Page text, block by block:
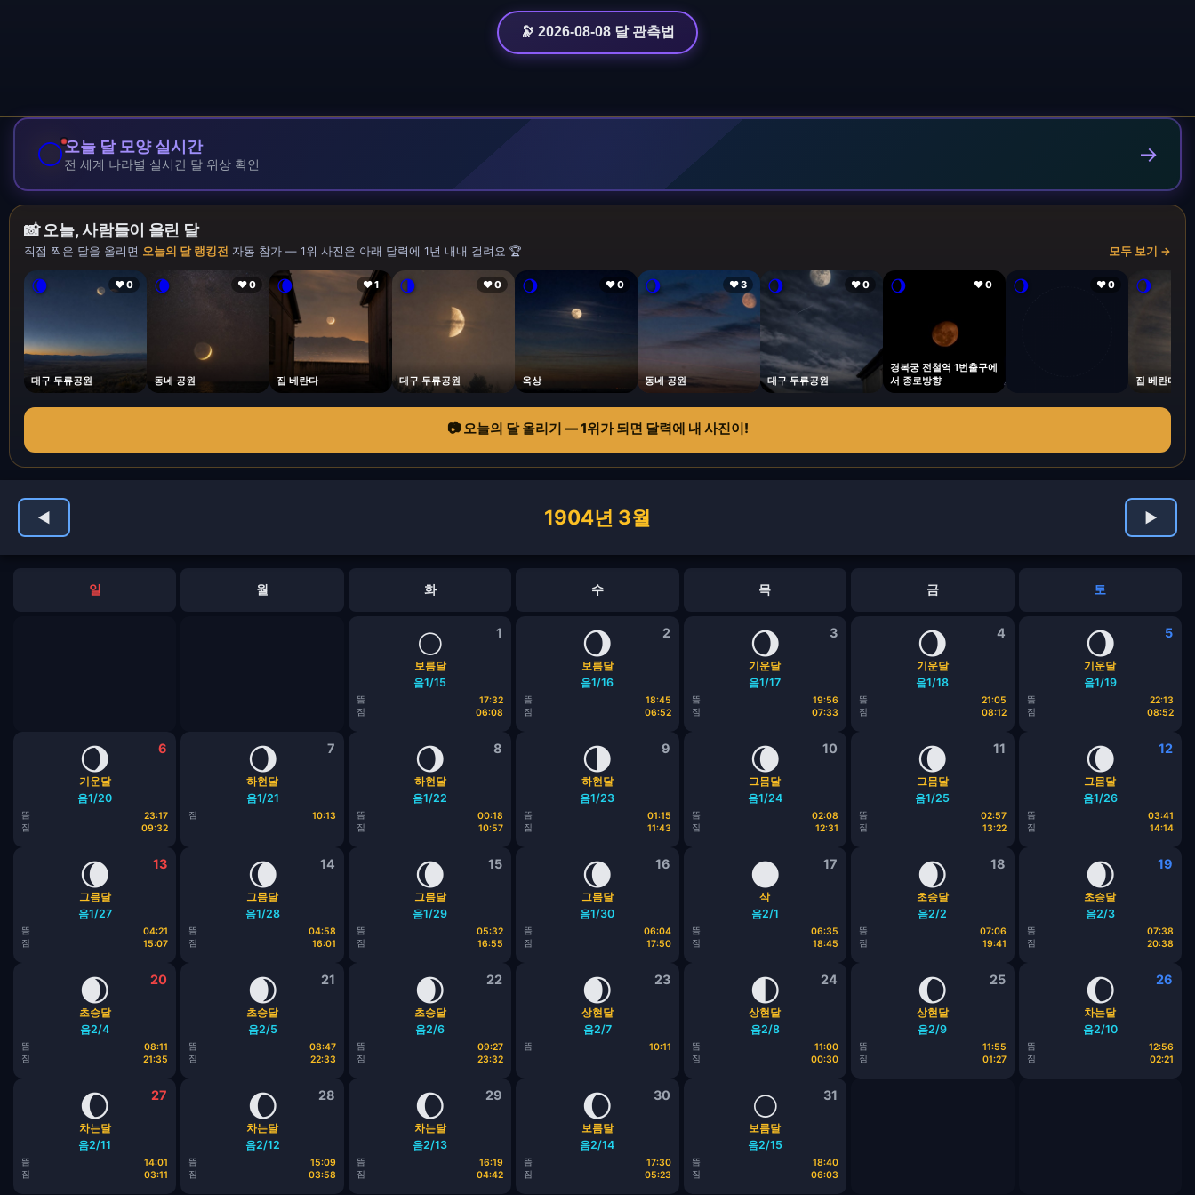
🔭 2026-08-08 달 관측법
🌕오늘 달 모양 실시간
전 세계 나라별 실시간 달 위상 확인 →
📸 오늘, 사람들이 올린 달
직접 찍은 달을 올리면 오늘의 달 랭킹전 자동 참가 — 1위 사진은 아래 달력에 1년 내내 걸려요 🏆 모두 보기 →
🌘 ❤ 0
대구 두류공원
🌘 ❤ 0
동네 공원
🌘 ❤ 1
집 베란다
🌗 ❤ 0
대구 두류공원
🌖 ❤ 0
옥상
🌖 ❤ 3
동네 공원
🌖 ❤ 0
대구 두류공원
🌖 ❤ 0
경복궁 전철역 1번출구에
서 종로방향
🌖 ❤ 0 🌖
집 베란다
📷 오늘의 달 올리기 — 1위가 되면 달력에 내 사진이!
◀ 1904년 3월 ▶
일 월 화 수 목 금 토
1
🌕
보름달
음1/15
뜸
17:32
짐
06:08
2
🌖
보름달
음1/16
뜸
18:45
짐
06:52
3
🌖
기운달
음1/17
뜸
19:56
짐
07:33
4
🌖
기운달
음1/18
뜸
21:05
짐
08:12
5
🌖
기운달
음1/19
뜸
22:13
짐
08:52
6
🌖
기운달
음1/20
뜸
23:17
짐
09:32
7
🌖
하현달
음1/21
짐 10:13
8
🌖
하현달
음1/22
뜸
00:18
짐
10:57
9
🌗
하현달
음1/23
뜸
01:15
짐
11:43
10
🌘
그믐달
음1/24
뜸
02:08
짐
12:31
11
🌘
그믐달
음1/25
뜸
02:57
짐
13:22
12
🌘
그믐달
음1/26
뜸
03:41
짐
14:14
13
🌘
그믐달
음1/27
뜸
04:21
짐
15:07
14
🌘
그믐달
음1/28
뜸
04:58
짐
16:01
15
🌘
그믐달
음1/29
뜸
05:32
짐
16:55
16
🌘
그믐달
음1/30
뜸
06:04
짐
17:50
17
🌑
삭
음2/1
뜸
06:35
짐
18:45
18
🌒
초승달
음2/2
뜸
07:06
짐
19:41
19
🌒
초승달
음2/3
뜸
07:38
짐
20:38
20
🌒
초승달
음2/4
뜸
08:11
짐
21:35
21
🌒
초승달
음2/5
뜸
08:47
짐
22:33
22
🌒
초승달
음2/6
뜸
09:27
짐
23:32
23
🌒
상현달
음2/7
뜸 10:11
24
🌓
상현달
음2/8
뜸
11:00
짐
00:30
25
🌔
상현달
음2/9
뜸
11:55
짐
01:27
26
🌔
차는달
음2/10
뜸
12:56
짐
02:21
27
🌔
차는달
음2/11
뜸
14:01
짐
03:11
28
🌔
차는달
음2/12
뜸
15:09
짐
03:58
29
🌔
차는달
음2/13
뜸
16:19
짐
04:42
30
🌔
보름달
음2/14
뜸
17:30
짐
05:23
31
🌕
보름달
음2/15
뜸
18:40
짐
06:03